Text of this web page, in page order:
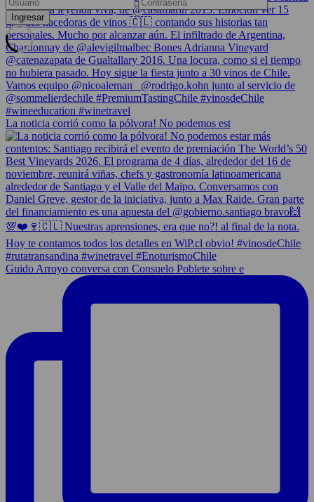
La noticia corrió como la pólvora! No podemos est
Guido Arroyo conversa con Consuelo Poblete sobre e